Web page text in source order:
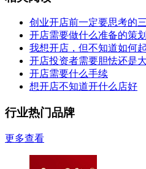
创业开店前一定要思考的
开店需要做什么准备的策
我想开店，但不知道如何
开店投资者需要胆怯还是
开店需要什么手续
想开店不知道开什么店好
行业热门品牌
更多查看